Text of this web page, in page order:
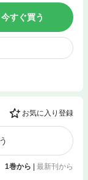
今すぐ買う
お気に入り登録
1巻から | 最新刊から